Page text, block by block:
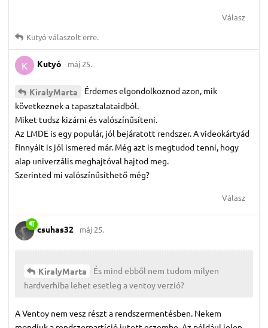
Válasz
Kutyó válaszolt erre.
K Kutyó máj 25.
KiralyMarta
Érdemes elgondolkoznod azon, mik
következnek a tapasztalataidból.
Miket tudsz kizárni és valószínűsíteni.
Az LMDE is egy populár, jól bejáratott rendszer. A videokártyád
finnyáit is jól ismered már. Még azt is megtudod tenni, hogy
alap univerzális meghajtóval hajtod meg.
Szerinted mi valószínűsíthető még?
Válasz
csuhas32 máj 25.
KiralyMarta
És mind ebből nem tudom milyen
hardverhiba lehet esetleg a ventoy verzió?
A Ventoy nem vesz részt a rendszermentésben. Nekem